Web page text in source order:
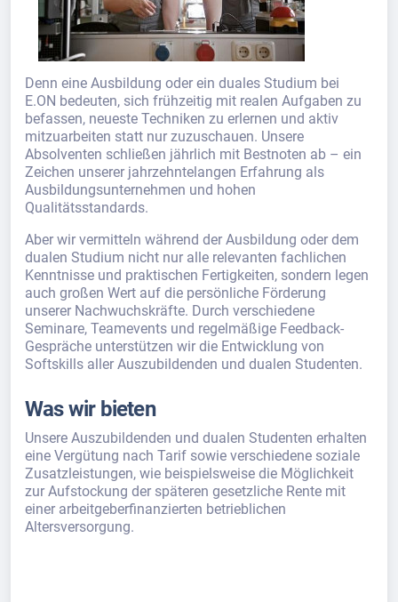
Denn eine Ausbildung oder ein duales Studium bei
E.ON bedeuten, sich frühzeitig mit realen Aufgaben zu
befassen, neueste Techniken zu erlernen und aktiv
mitzuarbeiten statt nur zuzuschauen. Unsere
Absolventen schließen jährlich mit Bestnoten ab – ein
Zeichen unserer jahrzehntelangen Erfahrung als
Ausbildungsunternehmen und hohen
Qualitätsstandards.
Aber wir vermitteln während der Ausbildung oder dem
dualen Studium nicht nur alle relevanten fachlichen
Kenntnisse und praktischen Fertigkeiten, sondern legen
auch großen Wert auf die persönliche Förderung
unserer Nachwuchskräfte. Durch verschiedene
Seminare, Teamevents und regelmäßige Feedback-
Gespräche unterstützen wir die Entwicklung von
Softskills aller Auszubildenden und dualen Studenten.
Was wir bieten
Unsere Auszubildenden und dualen Studenten erhalten
eine Vergütung nach Tarif sowie verschiedene soziale
Zusatzleistungen, wie beispielsweise die Möglichkeit
zur Aufstockung der späteren gesetzliche Rente mit
einer arbeitgeberfinanzierten betrieblichen
Altersversorgung.